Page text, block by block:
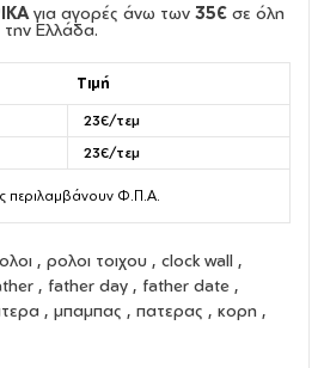
για αγορές άνω των 35€ σε όλη
την Ελλάδα.
Τιμή
23€/τεμ
23€/τεμ
περιλαμβάνουν Φ.Π.Α.
, ρολοι τοιχου , clock wall ,
, father day , father date ,
, μπαμπας , πατερας , κορη ,